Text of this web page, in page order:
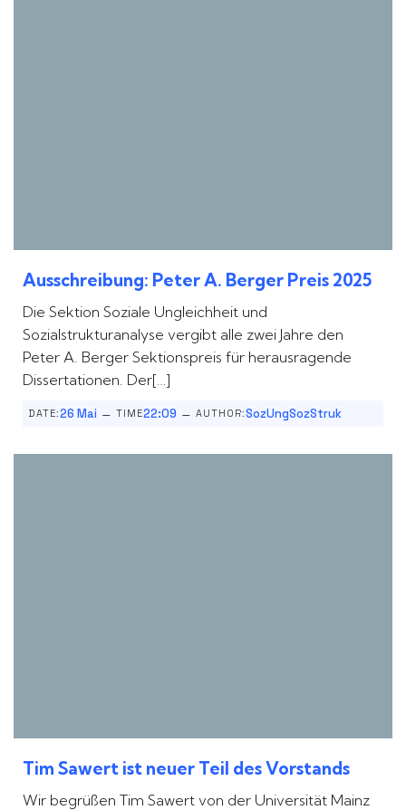
Ausschreibung: Peter A. Berger Preis 2025
Die Sektion Soziale Ungleichheit und
Sozialstrukturanalyse vergibt alle zwei Jahre den
Peter A. Berger Sektionspreis für herausragende
Dissertationen. Der[…]
DATE:26 Mai – TIME22:09 – AUTHOR:SozUngSozStruk
Tim Sawert ist neuer Teil des Vorstands
Wir begrüßen Tim Sawert von der Universität Mainz